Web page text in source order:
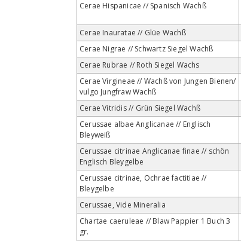
Cerae Hispanicae // Spanisch Wachß
Cerae Inauratae // Glüe Wachß
Cerae Nigrae // Schwartz Siegel Wachß
Cerae Rubrae // Roth Siegel Wachs
Cerae Virgineae // Wachß von Jungen Bienen/
vulgo Jungfraw Wachß
Cerae Vitridis // Grün Siegel Wachß
Cerussae albae Anglicanae // Englisch
Bleyweiß
Cerussae citrinae Anglicanae finae // schön
Englisch Bleygelbe
Cerussae citrinae, Ochrae factitiae //
Bleygelbe
Cerussae, Vide Mineralia
Chartae caeruleae // Blaw Pappier 1 Buch 3
gr.